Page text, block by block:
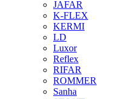
JAFAR
K-FLEX
KERMI
LD
Luxor
Reflex
RIFAR
ROMMER
Sanha